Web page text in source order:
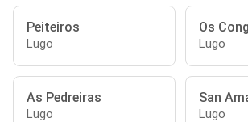
Peiteiros
Lugo
Os
Lugo
As Pedreiras
Lugo
San
Lugo